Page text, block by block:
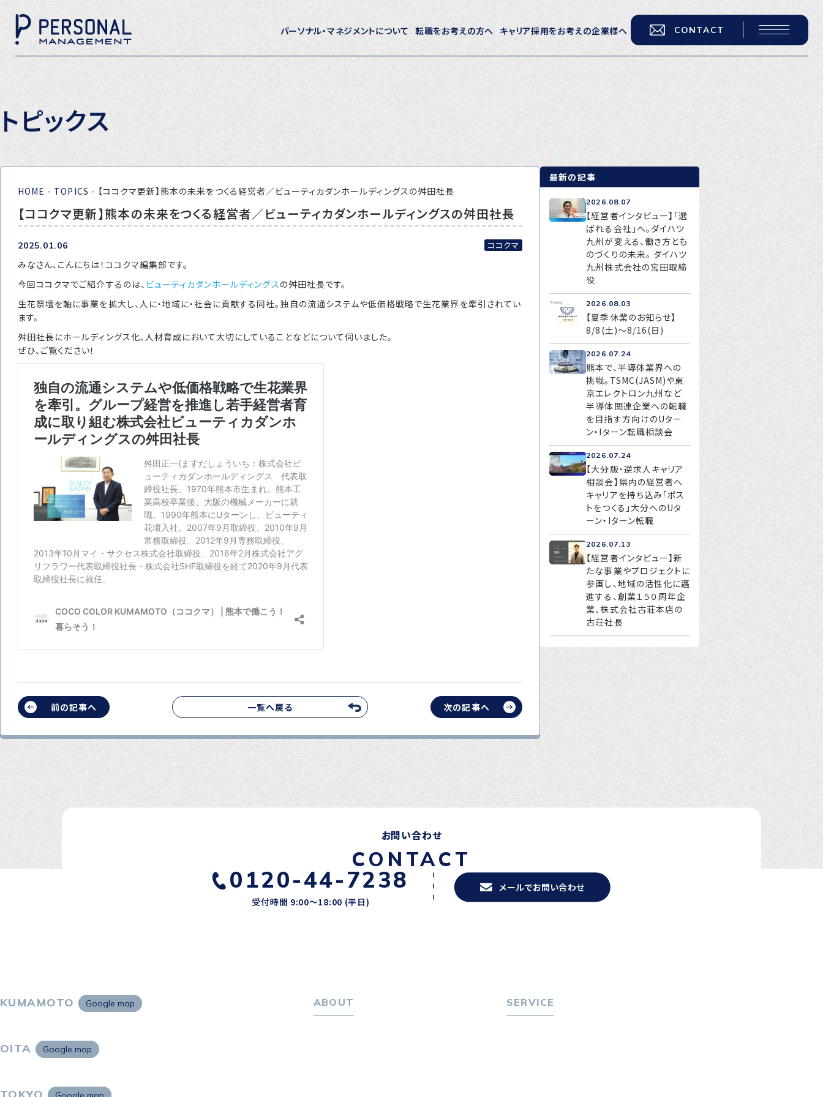
パーソナル・マネジメントについて 転職をお考えの方へ キャリア採用をお考えの企業様へ CONTACT
ホーム
パーソナル・マネジメントについて
会社概要
採用情報
トピックス
転職をお考えの方へ
転職エージェントサービス
転職相談会
転職者の声
キャリア採用をお考えの企業様へ
選ばれる４つの理由
４つの特長で解決
独自の採用スキーム
お問い合わせ
プライバシーポリシー
トピックス
HOME - TOPICS - 【ココクマ更新】熊本の未来をつくる経営者／ビューティカダンホールディングスの舛田社長
【ココクマ更新】熊本の未来をつくる経営者／ビューティカダンホールディングスの舛田社長
2025.01.06 ココクマ
みなさん、こんにちは！ココクマ編集部です。
今回ココクマでご紹介するのは、 ビューティカダンホールディングス の舛田社長です。
生花祭壇を軸に事業を拡大し、人に・地域に・社会に貢献する同社。独自の流通システムや低価格戦略で生花業界を牽引されてい
ます。
舛田社長にホールディングス化、人材育成において大切にしていることなどについて伺いました。
ぜひ、ご覧ください！
前の記事へ 一覧へ戻る 次の記事へ
最新の記事
2026.08.07
【経営者インタビュー】「選
ばれる会社」へ。ダイハツ
九州が変える、働き方とも
のづくりの未来。 ダイハツ
九州株式会社の宮田取締
役
2026.08.03
【夏季休業のお知らせ】
8/8(土)～8/16(日)
2026.07.24
熊本で、半導体業界への
挑戦。TSMC(JASM)や東
京エレクトロン九州など
半導体関連企業への転職
を目指す方向けのUター
ン・Iターン転職相談会
2026.07.24
【大分版・逆求人キャリア
相談会】県内の経営者へ
キャリアを持ち込み「ポス
トをつくる」大分へのUタ
ーン・Iターン転職
2026.07.13
【経営者インタビュー】新
たな事業やプロジェクトに
参画し、地域の活性化に邁
進する、創業１５０周年企
業、株式会社古荘本店の
古荘社長
お問い合わせ
CONTACT
0120-44-7238
受付時間 9:00〜18:00 (平日)
メールでお問い合わせ
KUMAMOTO Google map
OITA Google map
TOKYO
ABOUT SERVICE